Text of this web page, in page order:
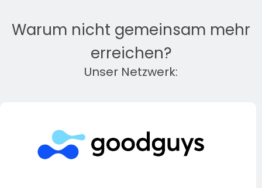
Warum nicht gemeinsam mehr
erreichen?
Unser Netzwerk: